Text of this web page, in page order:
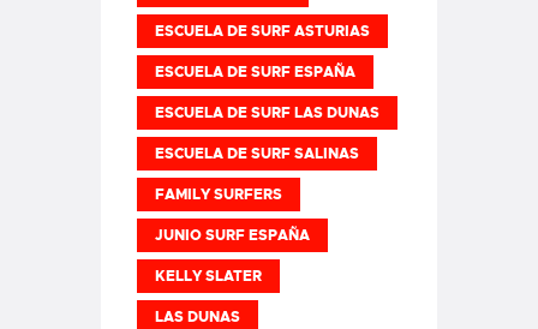
ESCUELA DE SURF ASTURIAS
ESCUELA DE SURF ESPAÑA
ESCUELA DE SURF LAS DUNAS
ESCUELA DE SURF SALINAS
FAMILY SURFERS
JUNIO SURF ESPAÑA
KELLY SLATER
LAS DUNAS